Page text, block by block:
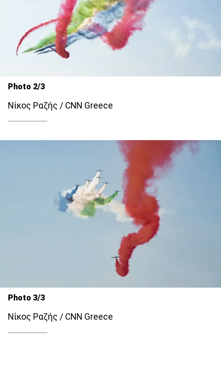
Photo 2/3
Νίκος Ραζής / CNN Greece
Photo 3/3
Νίκος Ραζής / CNN Greece